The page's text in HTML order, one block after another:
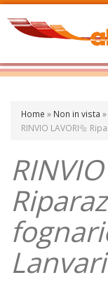
Home » Non in vista »
RINVIO LAVORI🔩